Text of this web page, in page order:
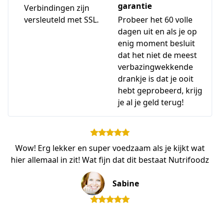
Verbindingen zijn
versleuteld met SSL.
garantie
Probeer het 60 volle
dagen uit en als je op
enig moment besluit
dat het niet de meest
verbazingwekkende
drankje is dat je ooit
hebt geprobeerd, krijg
je al je geld terug!
Wow! Erg lekker en super voedzaam als je kijkt wat
hier allemaal in zit! Wat fijn dat dit bestaat Nutrifoodz
Sabine